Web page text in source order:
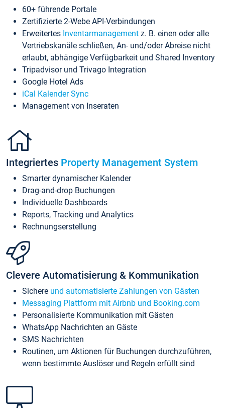
60+ führende Portale
Zertifizierte 2-Webe API-Verbindungen
Erweitertes Inventarmanagement z. B. einen oder alle
Vertriebskanäle schließen, An- und/oder Abreise nicht
erlaubt, abhängige Verfügbarkeit und Shared Inventory
Tripadvisor und Trivago Integration
Google Hotel Ads
iCal Kalender Sync
Management von Inseraten
Integriertes Property Management System
Smarter dynamischer Kalender
Drag-and-drop Buchungen
Individuelle Dashboards
Reports, Tracking und Analytics
Rechnungserstellung
Clevere Automatisierung & Kommunikation
Sichere und automatisierte Zahlungen von Gästen
Messaging Plattform mit Airbnb und Booking.com
Personalisierte Kommunikation mit Gästen
WhatsApp Nachrichten an Gäste
SMS Nachrichten
Routinen, um Aktionen für Buchungen durchzuführen,
wenn bestimmte Auslöser und Regeln erfüllt sind